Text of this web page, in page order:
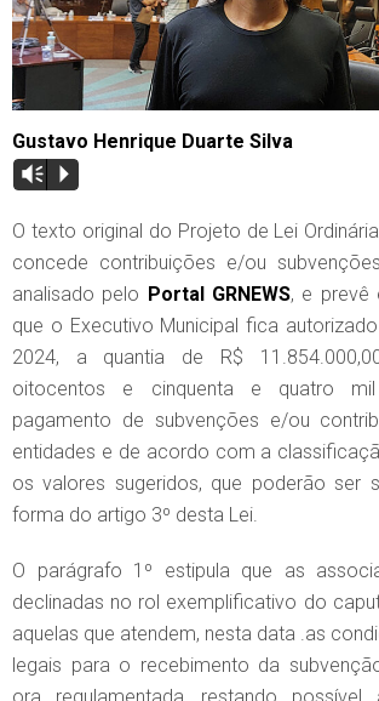
Gustavo Henrique Duarte Silva
Vm P
O texto original do Projeto de Lei
concede contribuições e/ou
analisado pelo Portal GRNEWS, e prevê
que o Executivo Municipal fica
2024, a quantia de R$
oitocentos e cinquenta e quatro
pagamento de subvenções e/ou
entidades e de acordo com a
os valores sugeridos, que poderão ser
forma do artigo 3º desta Lei.
O parágrafo 1º estipula que as
declinadas no rol exemplificativo do
aquelas que atendem, nesta data .as
legais para o recebimento da